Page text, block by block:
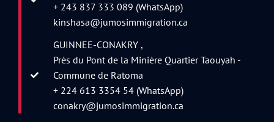
+ 243 837 333 089 (WhatsApp)
kinshasa@jumosimmigration.ca
GUINNEE-CONAKRY ,
Près du Pont de la Minière Quartier Taouyah -
Commune de Ratoma
+ 224 613 3354 54 (WhatsApp)
conakry@jumosimmigration.ca